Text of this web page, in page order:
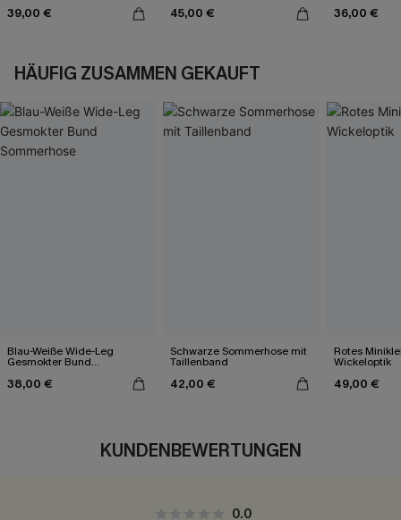
39,00 € 45,00 € 36,00 €
HÄUFIG ZUSAMMEN GEKAUFT
Blau-Weiße Wide-Leg
Gesmokter Bund
38,00 €
Schwarze Sommerhose mit
Taillenband
42,00 €
Rotes
Wickeloptik
49,00 €
KUNDENBEWERTUNGEN
0.0